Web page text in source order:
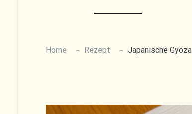
Home Rezept Japanische Gyoza